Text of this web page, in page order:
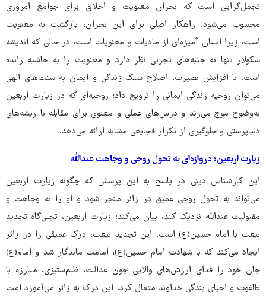
تجمل‌گرایی است که بحران معنویت و اخلاق برای جوامع امروزی
محسوب می‌شود. راهکار اصلی برای این بحران، بازگشت به معنویت
است، زیرا انسان آمیزه‌ای از مادیات و معنویات است، در حالی که اندیشه
سکولار تنها به جنبه‌های تجربی نظر دارد و معنویت را به حاشیه رانده
است. با افزایش بصیرت، اصلاح سبک زندگی و ایمان به سنت‌های الهی
می‌توان روحیه زندگی ایمانی را ترویج داد؛ روحیه‌ای که در زیارت اربعین
به‌وضوح موج می‌زند و درس‌های عملی و معنوی برای مقابله با ریشه‌های
دنیاپرستی و جلوگیری از تکرار فجایعی مشابه ارائه می‌دهد.
‏زیارت اربعین؛ دروازه‌ای به تحول روحی و وجاهت عندالله
این کارشناس دینی در پاسخ به این پرسش که چگونه زیارت اربعین
می‌تواند به تحول روحی عمیق در زائر منجر شود و او را به وجاهت و
مقبولیت عندالله نزدیک کند، بیان می‌کند: زیارت اربعین، تجلی‌گاه تجدید
بیعت با امام حسین(ع) است. این تجدید بیعت، درک عمیقی را در زائر
ایجاد می‌کند که با شهادت امام حسین(ع)، امامت ماندگار شد و امام(ع)
جان خود را فدای ارزش‌های والایی چون عدالت، ظلم‌ستیزی، مبارزه با
طاغوت و احیای بندگی خداوند متعال کرد. این درک به زائر می‌آموزد امت